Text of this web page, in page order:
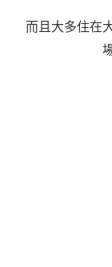
而且大多住在